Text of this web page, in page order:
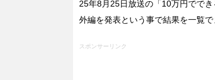
25年8月25日放送の「10万円でで
外編を発表という事で結果を一覧で
スポンサーリンク